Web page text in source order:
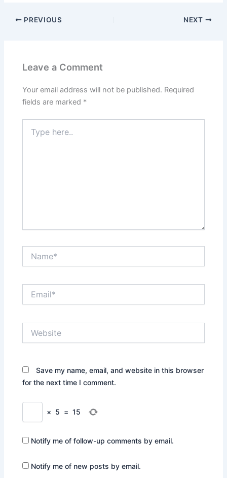
PREVIOUS NEXT
Leave a Comment
Your email address will not be published. Required
fields are marked *
here..
Save my name, email, and website in this browser
for the next time I comment.
× 5 = 15
Notify me of follow-up comments by email.
Notify me of new posts by email.